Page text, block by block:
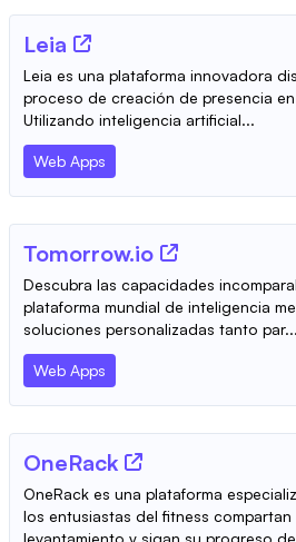
Leia
Leia es una plataforma innovadora
proceso de creación de presencia
Utilizando inteligencia artificial...
Web Apps
Tomorrow.io
Descubra las capacidades
plataforma mundial de inteligencia
soluciones personalizadas tanto par...
Web Apps
OneRack
OneRack es una plataforma
los entusiastas del fitness
levantamiento y sigan su progreso